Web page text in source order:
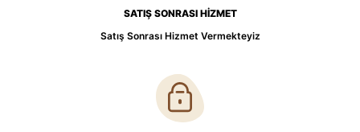
SATIŞ SONRASI HİZMET
Satış Sonrası Hizmet Vermekteyiz